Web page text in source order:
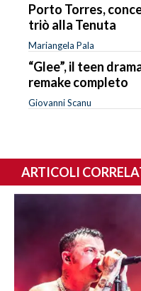
Porto Torres,
triò alla Tenuta
Mariangela Pala
“Glee”, il teen
remake completo
Giovanni Scanu
ARTICOLI